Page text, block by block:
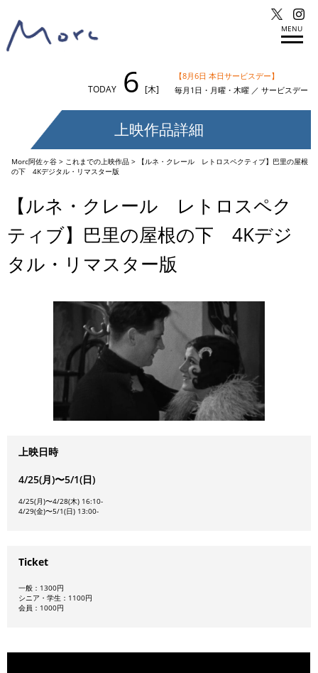
MENU
TODAY 6 [木]
【8月6日 本日サービスデー】
毎月1日・月曜・木曜 ／ サービスデー
上映作品詳細
Morc阿佐ヶ谷> これまでの上映作品>
【ルネ・クレール レトロスペクティブ】巴里の屋根
の下 4Kデジタル・リマスター版
【ルネ・クレール レトロスペク
ティブ】巴里の屋根の下 4Kデジ
タル・リマスター版
上映日時
4/25(月)〜5/1(日)
4/25(月)〜4/28(木) 16:10-
4/29(金)〜5/1(日) 13:00-
Ticket
一般：1300円
シニア・学生：1100円
会員：1000円